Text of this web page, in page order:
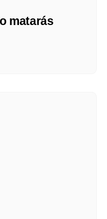
matarás